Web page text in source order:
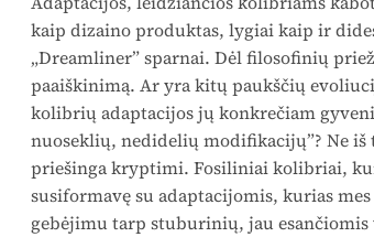
kaip dizaino produktas, lygiai kaip ir
„Dreamliner” sparnai. Dėl filosofinių
paaiškinimą. Ar yra kitų paukščių
kolibrių adaptacijos jų konkrečiam
nuoseklių, nedidelių modifikacijų”? Ne
priešinga kryptimi. Fosiliniai kolibriai,
susiformavę su adaptacijomis, kurias
gebėjimu tarp stuburinių, jau